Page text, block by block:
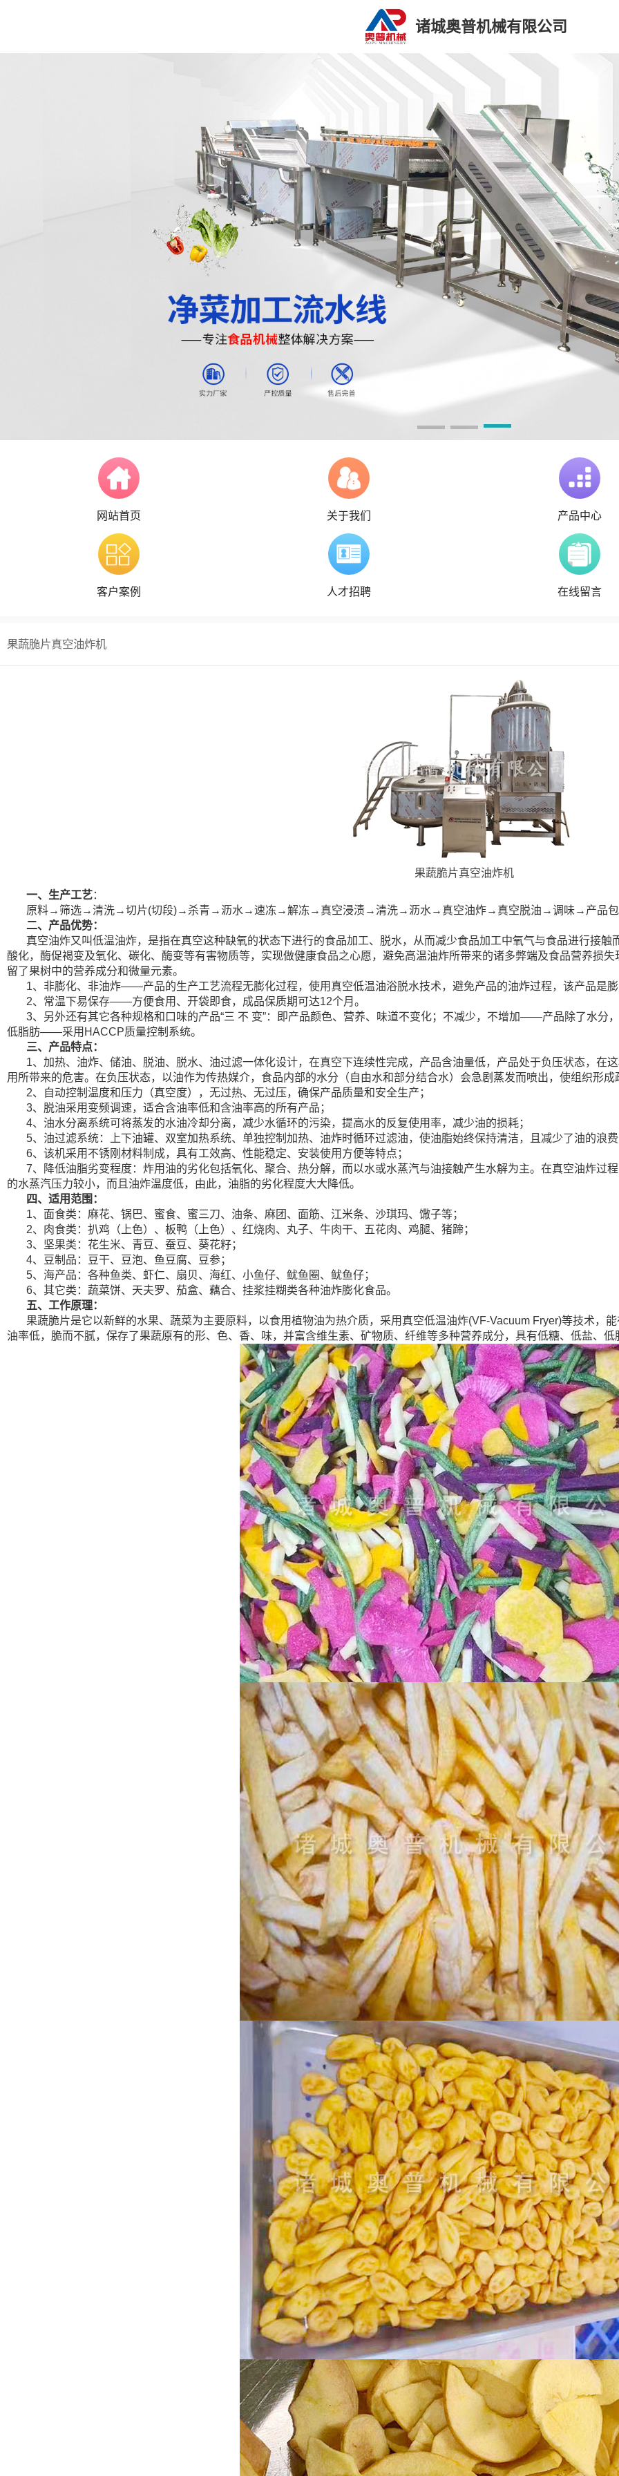
诸城奥普机械有限公司
网站首页 关于我们 产品中心
客户案例 人才招聘 在线留言
果蔬脆片真空油炸机
果蔬脆片真空油炸机
一、生产工艺：
原料→筛选→清洗→切片(切段)→杀青→沥水→速冻→解冻→真空浸渍→清洗→沥水→真空油炸→真空脱油→调味→产品包
二、产品优势：
真空油炸又叫低温油炸，是指在真空这种缺氧的状态下进行的食品加工、脱水，从而减少食品加工中氧气与食品进行接
酸化，酶促褐变及氧化、碳化、酶变等有害物质等，实现做健康食品之心愿，避免高温油炸所带来的诸多弊端及食品营养损
留了果树中的营养成分和微量元素。
1、非膨化、非油炸——产品的生产工艺流程无膨化过程，使用真空低温油浴脱水技术，避免产品的油炸过程，该产品是膨
2、 常温下易保存——方便食用、开袋即食，成品保质期可达12个月。
3、另外还有其它各种规格和口味的产品“三 不 变”：即产品颜色、营养、味道不变化；不减少，不增加——产品除了水分
低脂肪——采用HACCP质量控制系统。
三、产品特点：
1、加热、油炸、储油、脱油、脱水、油过滤一体化设计，在真空下连续性完成，产品含油量低，产品处于负压状态，在
用所带来的危害。在负压状态，以油作为传热媒介，食品内部的水分（自由水和部分结合水）会急剧蒸发而喷出，使组织形成
2、自动控制温度和压力（真空度），无过热、无过压，确保产品质量和安全生产；
3、脱油采用变频调速，适合含油率低和含油率高的所有产品；
4、油水分离系统可将蒸发的水油冷却分离，减少水循环的污染，提高水的反复使用率，减少油的损耗；
5、油过滤系统：上下油罐、双室加热系统、单独控制加热、油炸时循环过滤油，使油脂始终保持清洁，且减少了油的浪费
6、该机采用不锈刚材料制成，具有工效高、性能稳定、安装使用方便等特点；
7、降低油脂劣变程度：炸用油的劣化包括氧化、聚合、热分解，而以水或水蒸汽与油接触产生水解为主。在真空油炸过
的水蒸汽压力较小，而且油炸温度低，由此，油脂的劣化程度大大降低。
四、适用范围：
1、面食类：麻花、锅巴、蜜食、蜜三刀、油条、麻团、面筋、江米条、沙琪玛、馓子等；
2、肉食类：扒鸡（上色）、板鸭（上色）、红烧肉、丸子、牛肉干、五花肉、鸡腿、猪蹄；
3、坚果类：花生米、青豆、蚕豆、葵花籽；
4、豆制品：豆干、豆泡、鱼豆腐、豆参；
5、海产品：各种鱼类、虾仁、扇贝、海红、小鱼仔、鱿鱼圈、鱿鱼仔；
6、其它类：蔬菜饼、天夫罗、茄盒、藕合、挂浆挂糊类各种油炸膨化食品。
五、工作原理：
果蔬脆片是它以新鲜的水果、蔬菜为主要原料，以食用植物油为热介质，采用真空低温油炸(VF-Vacuum Fryer)等技术，
油率低，脆而不腻，保存了果蔬原有的形、色、香、味，并富含维生素、矿物质、纤维等多种营养成分，具有低糖、低盐、低